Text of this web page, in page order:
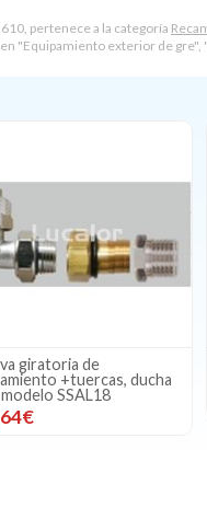
pertenece a la categoría
en "Equipamiento exterior de gre",
giratoria de
+tuercas, ducha
SSAL18